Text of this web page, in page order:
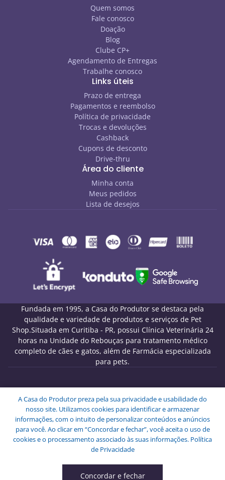
Quem somos
Fale conosco
Doação
Blog
Clube CP+
Agendamento de Entregas
Trabalhe conosco
Links úteis
Prazo de entrega
Pagamentos e reembolso
Política de privacidade
Trocas e devoluções
Cashback
Cupons de desconto
Drive-thru
Área do cliente
Minha conta
Meus pedidos
Lista de desejos
Fundada em 1995, a Casa do Produtor se destaca pela
qualidade e variedade de produtos e serviços de Pet
Shop.Situada em Curitiba - PR, possui Clínica Veterinária 24
horas na Unidade do Rebouças para tratamento médico
completo de cães e gatos, além de Farmácia especializada
para pets.
09.439.591/0001-72
Endereço: Rua Engenheiros Rebouças, 1826 - Rebouças -
Curitiba - PR - CEP: 80230-040.
Copyright © Melo Pet Shop Comércio de Rações LTDA -
Todos os Direitos Reservados.
Concordar e fechar
A Casa do Produtor preza pela sua privacidade e usabilidade do
nosso site. Utilizamos cookies para identificar e armazenar
informações, com o intuito de personalizar conteúdos e anúncios
para você. Ao clicar em “Concordar e fechar”, você aceita o uso de
cookies e o processamento associado às suas informações. Política
de Privacidade